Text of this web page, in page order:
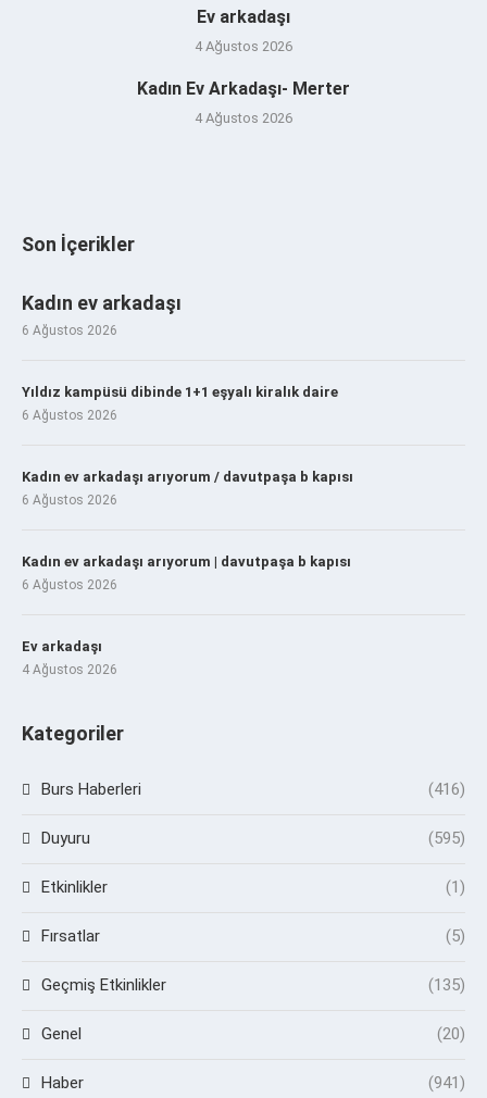
Ev arkadaşı
4 Ağustos 2026
Kadın Ev Arkadaşı- Merter
4 Ağustos 2026
Son İçerikler
Kadın ev arkadaşı
6 Ağustos 2026
Yıldız kampüsü dibinde 1+1 eşyalı kiralık daire
6 Ağustos 2026
Kadın ev arkadaşı arıyorum / davutpaşa b kapısı
6 Ağustos 2026
Kadın ev arkadaşı arıyorum | davutpaşa b kapısı
6 Ağustos 2026
Ev arkadaşı
4 Ağustos 2026
Kategoriler
Burs Haberleri (416)
Duyuru (595)
Etkinlikler (1)
Fırsatlar (5)
Geçmiş Etkinlikler (135)
Genel (20)
Haber (941)